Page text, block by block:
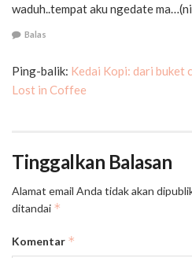
waduh..tempat aku ngedate
Balas
Ping-balik: Kedai Kopi: dari buket
Lost in Coffee
Tinggalkan Balasan
Alamat email Anda tidak akan
ditandai *
Komentar *